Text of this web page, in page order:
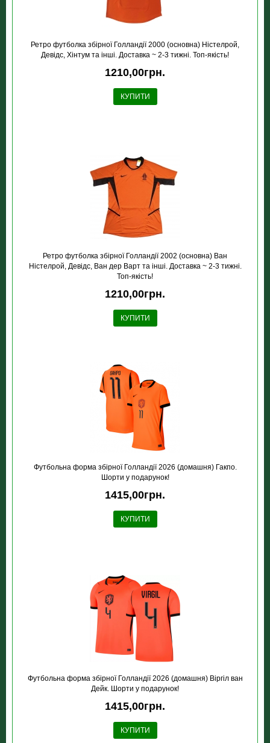
Ретро футболка збірної Голландії 2000 (основна) Ністелрой,
Девідс, Хінтум та інші. Доставка ~ 2-3 тижні. Топ-якість!
1210,00грн.
КУПИТИ
Ретро футболка збірної Голландії 2002 (основна) Ван
Ністелрой, Девідс, Ван дер Варт та інші. Доставка ~ 2-3 тижні.
Топ-якість!
1210,00грн.
КУПИТИ
Футбольна форма збірної Голландії 2026 (домашня) Гакпо.
Шорти у подарунок!
1415,00грн.
КУПИТИ
Футбольна форма збірної Голландії 2026 (домашня) Віргіл ван
Дейк. Шорти у подарунок!
1415,00грн.
КУПИТИ